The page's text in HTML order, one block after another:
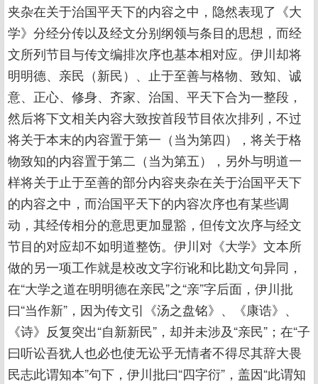
夹杂在关于治国平天下的内容之中，隐然表现了《大
学》分经分传以及经文分别纲领与条目的思想，而经
文所列节目与传文编排次序也基本相对应。伊川却将
明明德、亲民（新民）、止于至善与格物、致知、诚
意、正心、修身、齐家、治国、平天下合为一整段，
然后将下文相关内容大致按首段节目依次排列，不过
将关于本末的内容置于第一（当为第四），将关于格
物致知的内容置于第二（当为第五），另外与明道一
样将关于止于至善的部分内容夹杂在关于治国平天下
的内容之中，而治国平天下的内容次序也有某些调
动，其经传相分的意思更加显豁，但传文次序与经文
节目的对应却不如明道整饬。伊川对《大学》文本所
做的另一项工作就是校改文字衍讹和比勘文句异同，
在“大学之道在明明德在亲民”之“亲”字后面，伊川批
曰“当作新”，因为传文引《汤之盘铭》、《康诰》、
《诗》反复突出“自新新民”，却并未涉及“亲民”；在“子
曰听讼吾犹人也必也使无讼乎无情者不得尽其辞大畏
民志此谓知本”句下，伊川批曰“四字衍”，盖因“此谓知